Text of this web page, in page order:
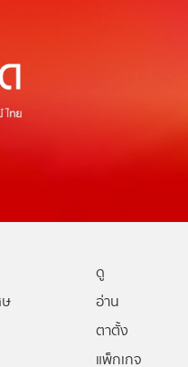
ดู
อ่าน
ตาตั้ง
แพ็กเกจ